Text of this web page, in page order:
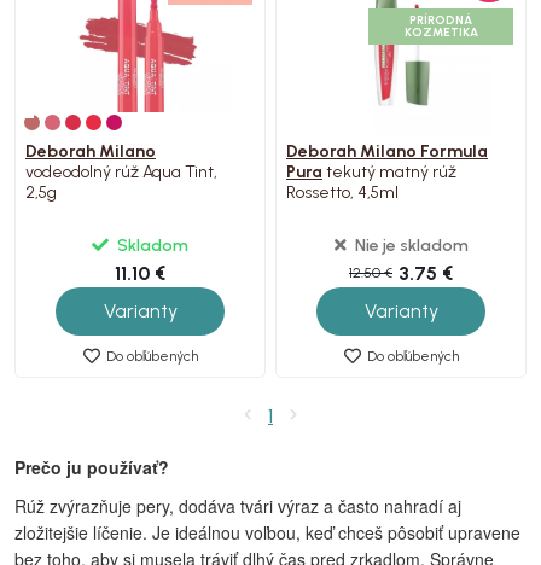
Deborah Milano
vodeodolný rúž Aqua Tint,
2,5g
Skladom
11.10 €
Varianty
Do obľúbených
PRÍRODNÁ
KOZMETIKA
Deborah Milano Formula
Pura tekutý matný rúž
Rossetto, 4,5ml
Nie je skladom
12.50 € 3.75 €
Varianty
Do obľúbených
1
Prečo ju používať?
Rúž zvýrazňuje pery, dodáva tvári výraz a často nahradí aj
zložitejšie líčenie. Je ideálnou voľbou, keď chceš pôsobiť upravene
bez toho, aby si musela tráviť dlhý čas pred zrkadlom. Správne